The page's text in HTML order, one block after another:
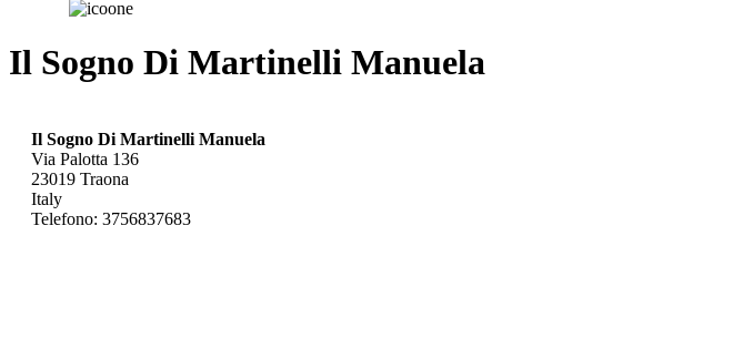
Il Sogno Di Martinelli Manuela
Il Sogno Di Martinelli Manuela
Via Palotta 136
23019 Traona
Italy
Telefono: 3756837683